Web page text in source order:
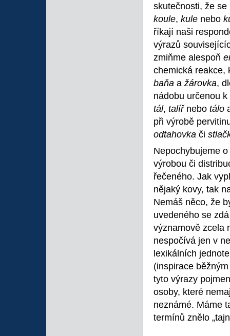
skutečnosti, že
koule, kule nebo
říkají naši
výrazů
zmiňme alespoň
chemická reakce,
baňa ažárovka,
nádobu určenou
tál, talíř nebo tálo
při výrobě
odtahovka či
Nepochybujeme
výrobou či
řečeného. Jak
nějaký kovy, tak
Nemáš něco, že
uvedeného se
významově zcela
nespočívá jen v
lexikálních
(inspirace
tyto výrazy
osoby, které
neznámé. Máme
termínů znělo